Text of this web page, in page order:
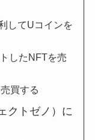
してUコインを
したNFTを売
買する
クトゼノ）に